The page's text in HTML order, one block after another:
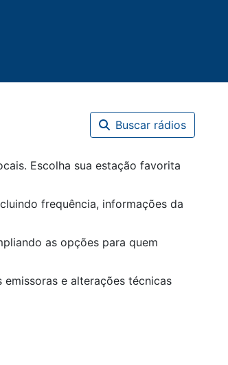
Buscar rádios
Escolha sua estação favorita
frequência, informações da
as opções para quem
e alterações técnicas